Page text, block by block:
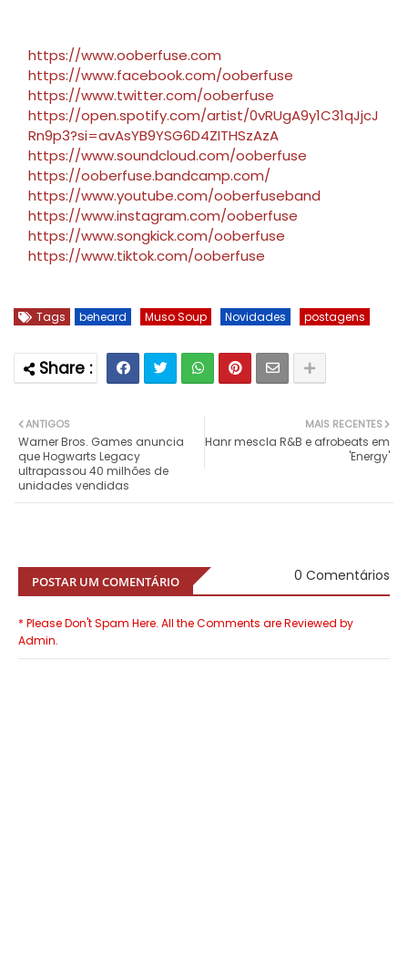
https://www.ooberfuse.com
https://www.facebook.com/ooberfuse
https://www.twitter.com/ooberfuse
https://open.spotify.com/artist/0vRUgA9y1C31qJjcJ
Rn9p3?si=avAsYB9YSG6D4ZITHSzAzA
https://www.soundcloud.com/ooberfuse
https://ooberfuse.bandcamp.com/
https://www.youtube.com/ooberfuseband
https://www.instagram.com/ooberfuse
https://www.songkick.com/ooberfuse
https://www.tiktok.com/ooberfuse
Tags beheard Muso Soup Novidades postagens
MAIS RECENTES
Hanr mescla R&B e afrobeats em
'Energy'
ANTIGOS
Warner Bros. Games anuncia
que Hogwarts Legacy
ultrapassou 40 milhões de
unidades vendidas
POSTAR UM COMENTÁRIO 0 Comentários
* Please Don't Spam Here. All the Comments are Reviewed by
Admin.